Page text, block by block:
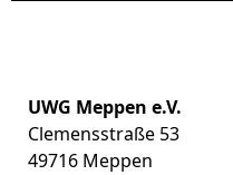
UWG Meppen e.V.
Clemensstraße 53
49716 Meppen